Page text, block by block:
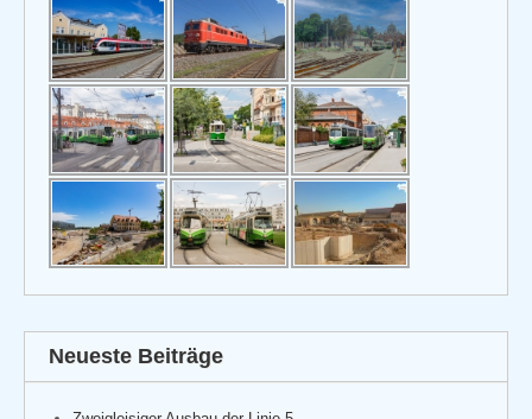
Neueste Beiträge